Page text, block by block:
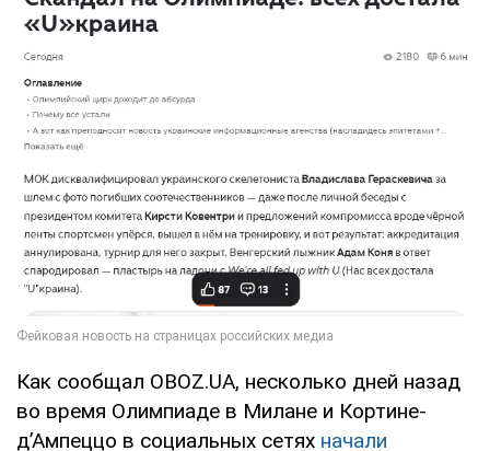
Как сообщал OBOZ.UA, несколько дней назад
во время Олимпиаде в Милане и Кортине-
д’Ампеццо в социальных сетях начали